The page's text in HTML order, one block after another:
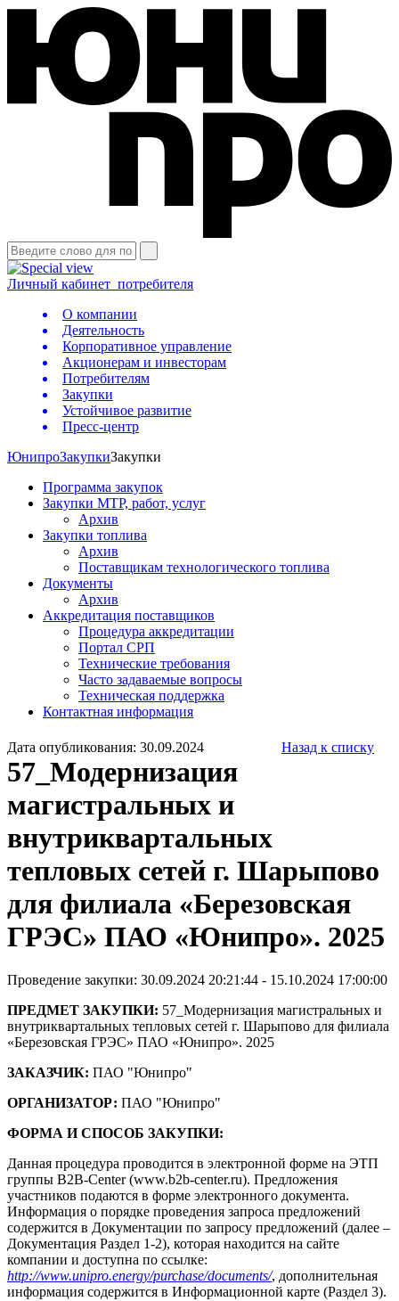
Личный кабинет потребителя
О компании
Деятельность
Корпоративное управление
Акционерам и инвесторам
Потребителям
Закупки
Устойчивое развитие
Пресс-центр
ЮнипроЗакупкиЗакупки
Программа закупок
Закупки МТР, работ, услуг
Архив
Закупки топлива
Архив
Поставщикам технологического топлива
Документы
Архив
Аккредитация поставщиков
Процедура аккредитации
Портал СРП
Технические требования
Часто задаваемые вопросы
Техническая поддержка
Контактная информация
Дата опубликования: 30.09.2024 Назад к списку
57_Модернизация
магистральных и
внутриквартальных
тепловых сетей г. Шарыпово
для филиала «Березовская
ГРЭС» ПАО «Юнипро». 2025
Проведение закупки: 30.09.2024 20:21:44 - 15.10.2024 17:00:00
ПРЕДМЕТ ЗАКУПКИ: 57_Модернизация магистральных и
внутриквартальных тепловых сетей г. Шарыпово для филиала
«Березовская ГРЭС» ПАО «Юнипро». 2025
ЗАКАЗЧИК: ПАО "Юнипро"
ОРГАНИЗАТОР: ПАО "Юнипро"
ФОРМА И СПОСОБ ЗАКУПКИ:
Данная процедура проводится в электронной форме на ЭТП
группы B2B-Center (www.b2b-center.ru). Предложения
участников подаются в форме электронного документа.
Информация о порядке проведения запроса предложений
содержится в Документации по запросу предложений (далее –
Документация Раздел 1-2), которая находится на сайте
компании и доступна по ссылке:
http://www.unipro.energy/purchase/documents/, дополнительная
информация содержится в Информационной карте (Раздел 3).